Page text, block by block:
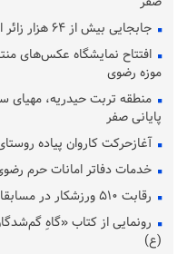
جابجایی بیش از ۶۴ هزار زائر اربعین از طریق فرودگاه مشهد
افتتاح نمایشگاه عکس‌های
موزه رضوی
منطقه تربت حیدریه، مهیای
پایانی صفر
آغازحرکت کاروان پیاده
خدمات دفاتر امانات حرم
رقابت ۵۱۰ ورزشکار در مسابقات انتخابی کونگ فو خراسان رضوی
رونمایی از کتاب «گاهِ
(ع)